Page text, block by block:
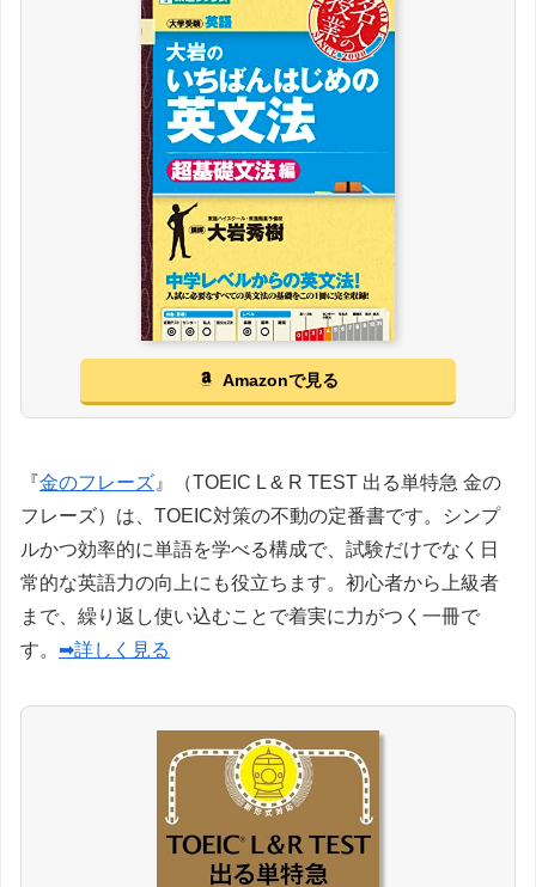
Amazonで見る
『金のフレーズ』（TOEIC L & R TEST 出る単特急 金の
フレーズ）は、TOEIC対策の不動の定番書です。シンプ
ルかつ効率的に単語を学べる構成で、試験だけでなく日
常的な英語力の向上にも役立ちます。初心者から上級者
まで、繰り返し使い込むことで着実に力がつく一冊で
す。 ➡詳しく見る